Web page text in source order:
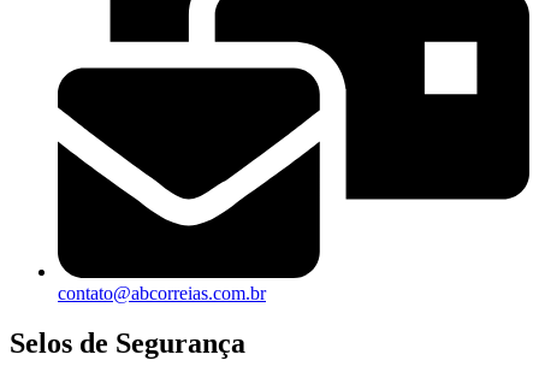
contato@abcorreias.com.br
Selos de Segurança